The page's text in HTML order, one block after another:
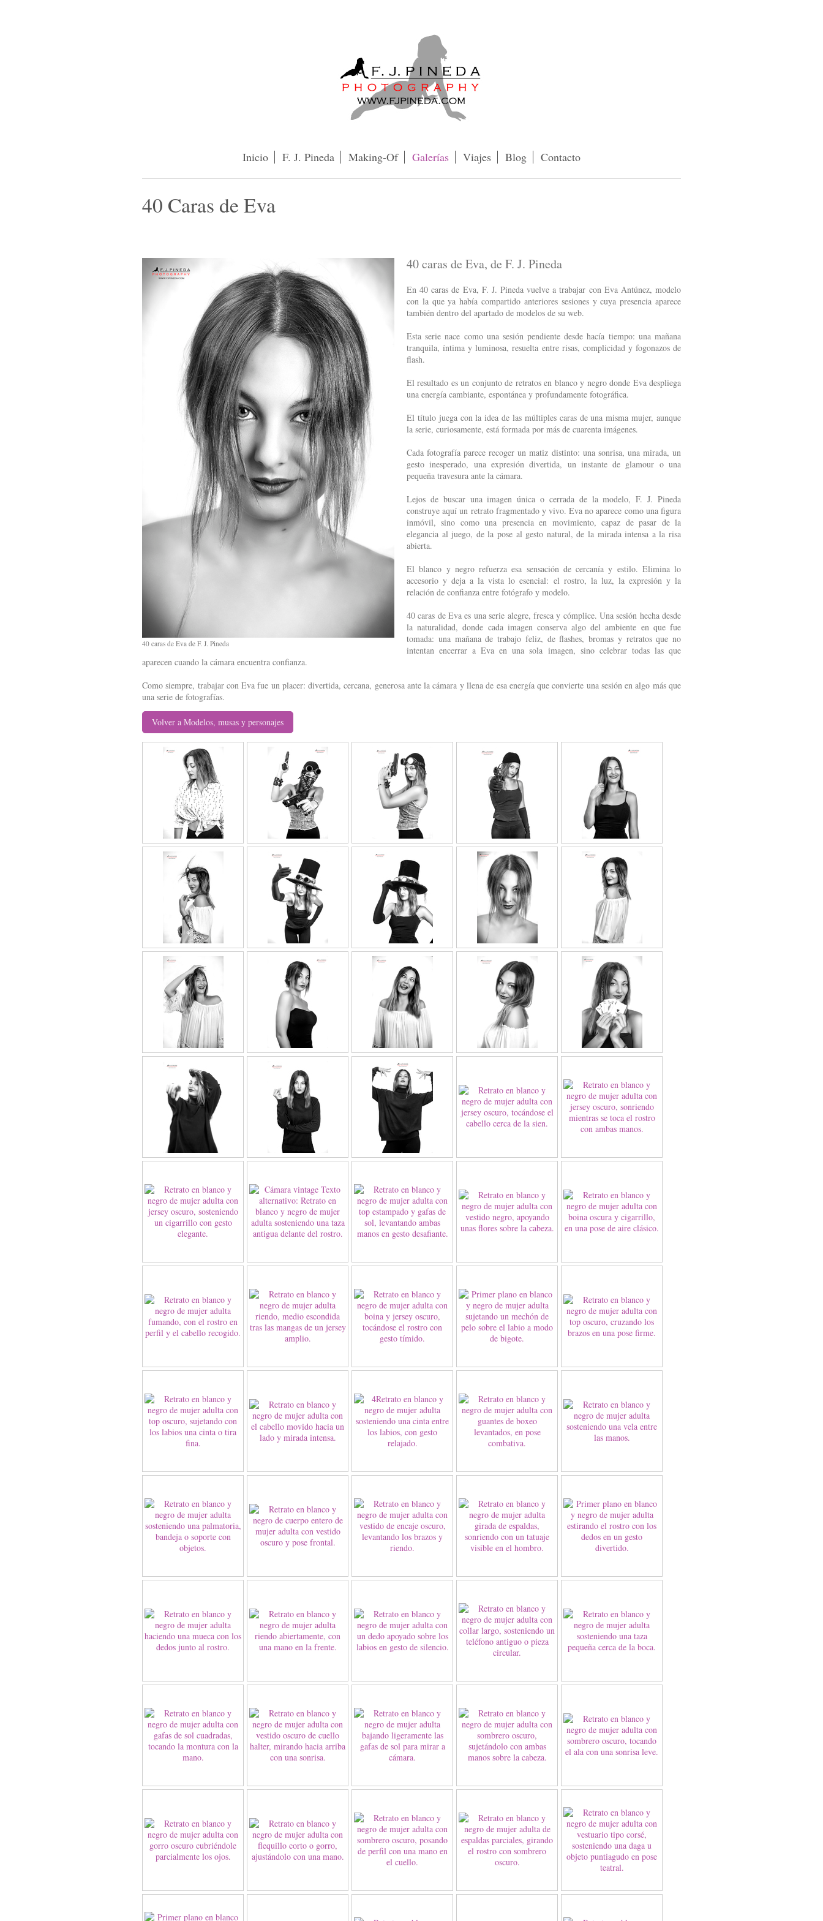
Inicio F. J. Pineda Making-Of Galerías Viajes Blog Contacto
40 Caras de Eva
40 caras de Eva de F. J. Pineda
40 caras de Eva, de F. J. Pineda
En 40 caras de Eva, F. J. Pineda vuelve a trabajar con Eva Antúnez, modelo
con la que ya había compartido anteriores sesiones y cuya presencia aparece
también dentro del apartado de modelos de su web.
Esta serie nace como una sesión pendiente desde hacía tiempo: una mañana
tranquila, íntima y luminosa, resuelta entre risas, complicidad y fogonazos de
flash.
El resultado es un conjunto de retratos en blanco y negro donde Eva despliega
una energía cambiante, espontánea y profundamente fotográfica.
El título juega con la idea de las múltiples caras de una misma mujer, aunque
la serie, curiosamente, está formada por más de cuarenta imágenes.
Cada fotografía parece recoger un matiz distinto: una sonrisa, una mirada, un
gesto inesperado, una expresión divertida, un instante de glamour o una
pequeña travesura ante la cámara.
Lejos de buscar una imagen única o cerrada de la modelo, F. J. Pineda
construye aquí un retrato fragmentado y vivo. Eva no aparece como una figura
inmóvil, sino como una presencia en movimiento, capaz de pasar de la
elegancia al juego, de la pose al gesto natural, de la mirada intensa a la risa
abierta.
El blanco y negro refuerza esa sensación de cercanía y estilo. Elimina lo
accesorio y deja a la vista lo esencial: el rostro, la luz, la expresión y la
relación de confianza entre fotógrafo y modelo.
40 caras de Eva es una serie alegre, fresca y cómplice. Una sesión hecha desde
la naturalidad, donde cada imagen conserva algo del ambiente en que fue
tomada: una mañana de trabajo feliz, de flashes, bromas y retratos que no
intentan encerrar a Eva en una sola imagen, sino celebrar todas las que
aparecen cuando la cámara encuentra confianza.
Como siempre, trabajar con Eva fue un placer: divertida, cercana, generosa ante la cámara y llena de esa energía que convierte una sesión en algo más que
una serie de fotografías.
Volver a Modelos, musas y personajes